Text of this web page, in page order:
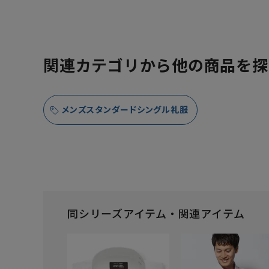
関連カテゴリから他の商品を
メンズスタンダードシングル礼服
同シリーズアイテム・関連アイテム